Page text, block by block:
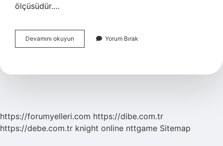
ölçüsüdür.…
Devamını okuyun
Amper
Eder
Yorum Bırak
https://forumyelleri.com https://dibe.com.tr
https://debe.com.tr knight online nttgame Sitemap